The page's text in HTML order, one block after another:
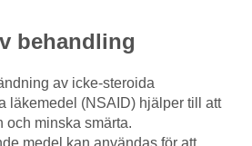
behandling
av icke-steroida
läkemedel (NSAID) hjälper till att
och minska smärta.